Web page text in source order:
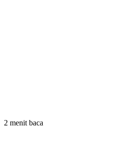
2 menit baca